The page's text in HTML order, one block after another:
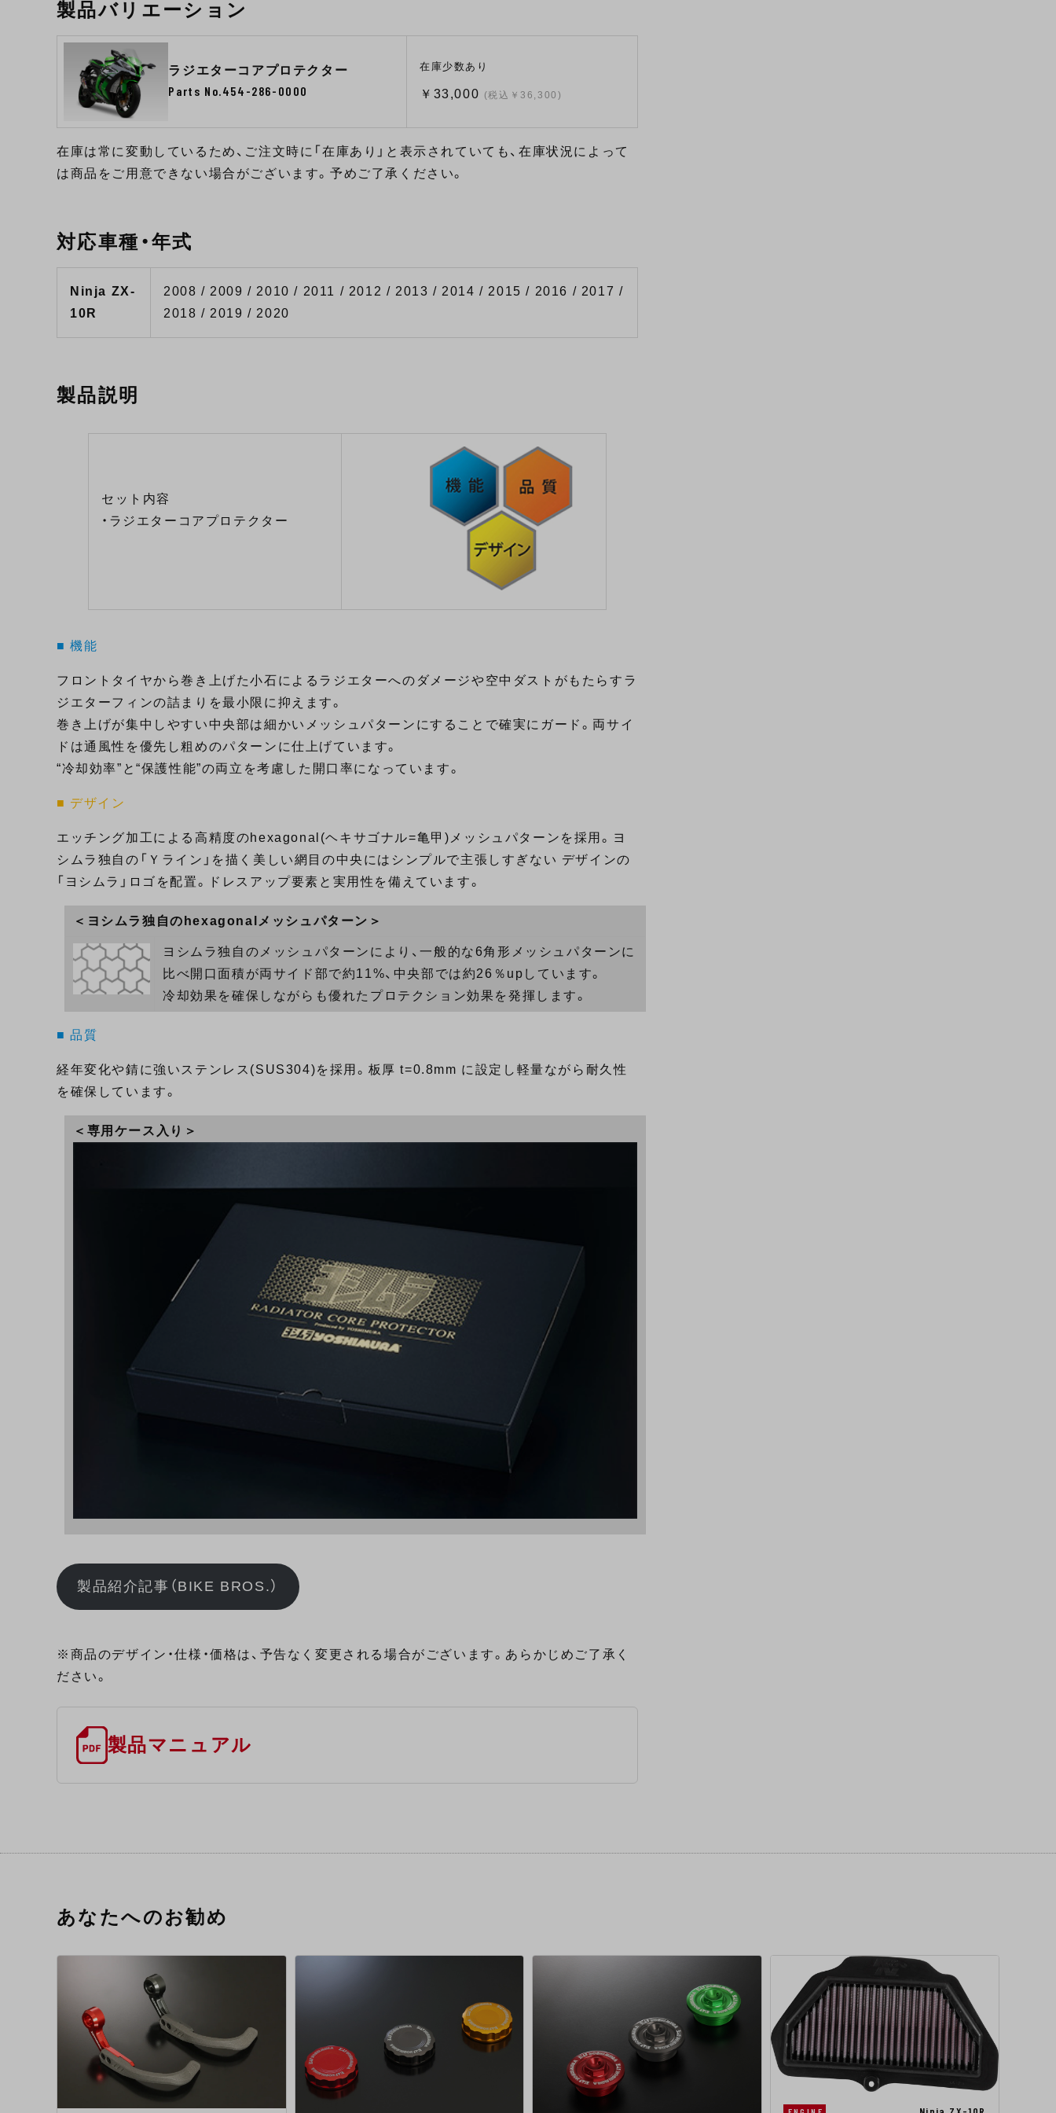
製品バリエーション
ラジエターコアプロテクター
Parts No.454-286-0000
在庫少数あり
￥33,000 (税込￥36,300)
在庫は常に変動しているため、ご注文時に「在庫あり」と表示されていても、在庫状況によって
は商品をご用意できない場合がございます。予めご了承ください。
対応車種・年式
Ninja ZX-
10R
2008 / 2009 / 2010 / 2011 / 2012 / 2013 / 2014 / 2015 / 2016 / 2017 /
2018 / 2019 / 2020
製品説明
セット内容
・ラジエターコアプロテクター
■ 機能
フロントタイヤから巻き上げた小石によるラジエターへのダメージや空中ダストがもたらすラ
ジエターフィンの詰まりを最小限に抑えます。
巻き上げが集中しやすい中央部は細かいメッシュパターンにすることで確実にガード。両サイ
ドは通風性を優先し粗めのパターンに仕上げています。
“冷却効率”と“保護性能”の両立を考慮した開口率になっています。
■ デザイン
エッチング加工による高精度のhexagonal(ヘキサゴナル=亀甲)メッシュパターンを採用。ヨ
シムラ独自の「Ｙライン」を描く美しい網目の中央にはシンプルで主張しすぎない デザインの
「ヨシムラ」ロゴを配置。ドレスアップ要素と実用性を備えています。
＜ヨシムラ独自のhexagonalメッシュパターン＞
ヨシムラ独自のメッシュパターンにより、一般的な6角形メッシュパターンに
比べ開口面積が両サイド部で約11%、中央部では約26％upしています。
冷却効果を確保しながらも優れたプロテクション効果を発揮します。
■ 品質
経年変化や錆に強いステンレス(SUS304)を採用。板厚 t=0.8mm に設定し軽量ながら耐久性
を確保しています。
＜専用ケース入り＞
製品紹介記事（BIKE BROS.）
※商品のデザイン・仕様・価格は、予告なく変更される場合がございます。あらかじめご了承く
ださい。
製品マニュアル
あなたへのお勧め